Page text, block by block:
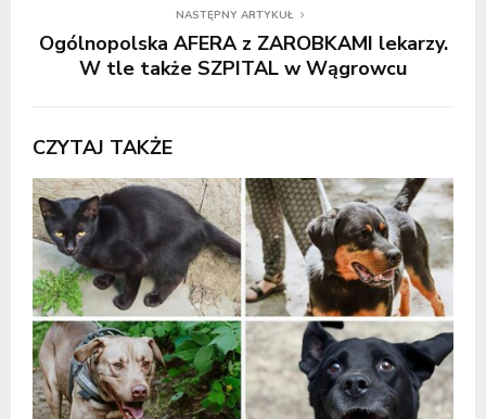
NASTĘPNY ARTYKUŁ
Ogólnopolska AFERA z ZAROBKAMI lekarzy.
W tle także SZPITAL w Wągrowcu
CZYTAJ TAKŻE